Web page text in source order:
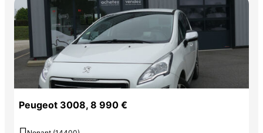
Peugeot 3008, 8 990 €